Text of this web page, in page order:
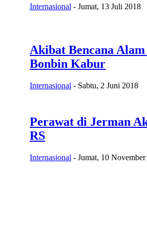
Internasional - Jumat, 13 Juli 2018
Akibat Bencana
Bonbin Kabur
Internasional - Sabtu, 2 Juni 2018
Perawat di Jerman
RS
Internasional - Jumat, 10